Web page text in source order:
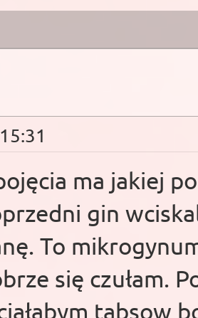
ma jakiej
gin
To
się czułam.
tabsow